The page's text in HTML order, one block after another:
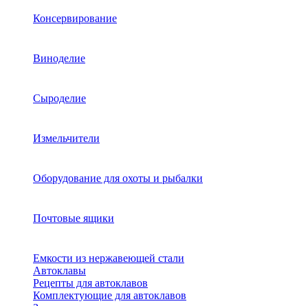
Консервирование
Виноделие
Сыроделие
Измельчители
Оборудование для охоты и рыбалки
Почтовые ящики
Емкости из нержавеющей стали
Автоклавы
Рецепты для автоклавов
Комплектующие для автоклавов